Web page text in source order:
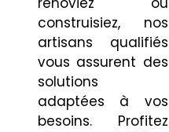
construisiez, nos
artisans qualifiés
vous assurent des
solutions
adaptées à vos
besoins. Profitez